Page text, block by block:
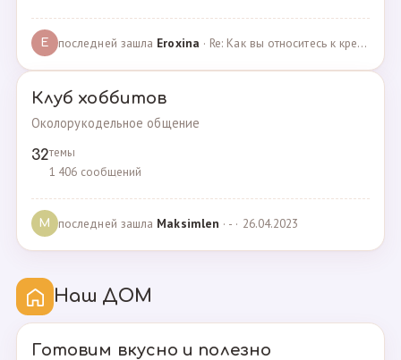
E последней зашла Eroxina · Re: Как вы относитесь к кредитам? · 06.04.2025
Клуб хоббитов
Околорукодельное общение
32темы
1 406 сообщений
M последней зашла Maksimlen · - · 26.04.2023
Наш ДОМ
Готовим вкусно и полезно